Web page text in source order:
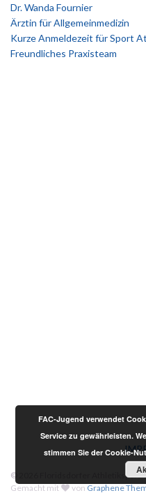
Dr. Wanda Fournier
Ärztin für Allgemeinmedizin
Kurze Anmeldezeit für Sport
Freundliches Praxisteam
© 2026 Floridsdorfer Athletiksport-
Gemacht mit
von Graphene
FAC-Jugend verwendet
Service zu gewährleisten.
stimmen Sie der Cookie-